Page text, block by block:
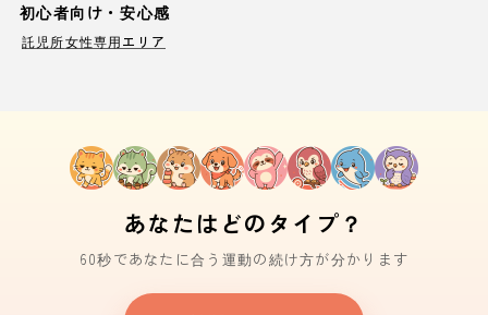
初心者向け・安心感
託児所女性専用エリア
あなたはどのタイプ？
60秒であなたに合う運動の続け方が分かります